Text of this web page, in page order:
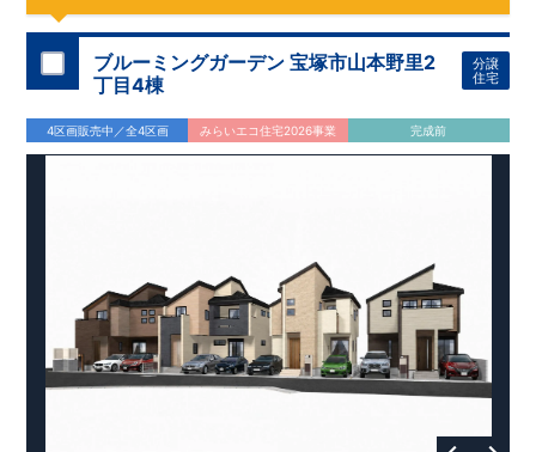
ブルーミングガーデン 宝塚市山本野里2
丁目4棟
分譲
住宅
4区画販売中／全4区画 みらいエコ住宅2026事業 完成前